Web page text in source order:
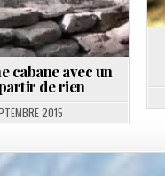
cabane avec un
de rien
2015